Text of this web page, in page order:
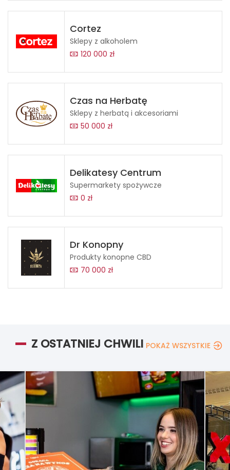
Cortez
Sklepy z alkoholem
120 000 zł
Czas na Herbatę
Sklepy z herbatą i akcesoriami
50 000 zł
Delikatesy Centrum
Supermarkety spożywcze
0 zł
Dr Konopny
Produkty konopne CBD
70 000 zł
Z OSTATNIEJ CHWILI POKAŻ WSZYSTKIE